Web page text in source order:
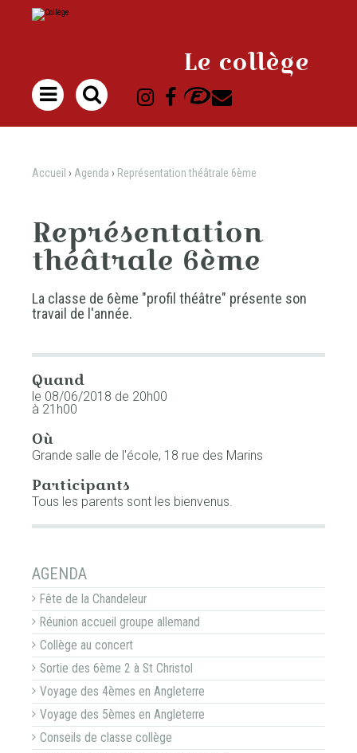
au
contenu.
personnels
Le collège

Accueil › Agenda › Représentation théâtrale 6ème
Représentation
théâtrale 6ème
La classe de 6ème "profil théâtre" présente son
travail de l'année.
Quand
le 08/06/2018 de 20h00
à 21h00
Où
Grande salle de l'école, 18 rue des Marins
Participants
Tous les parents sont les bienvenus.
NAVIGATION
AGENDA
Fête de la Chandeleur
Réunion accueil groupe allemand
Collège au concert
Sortie des 6ème 2 à St Christol
Voyage des 4èmes en Angleterre
Voyage des 5èmes en Angleterre
Conseils de classe collège